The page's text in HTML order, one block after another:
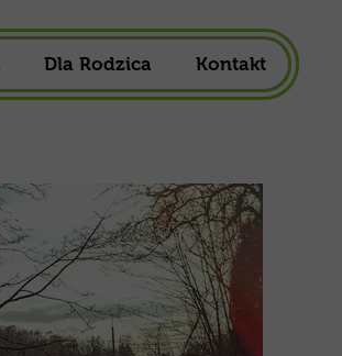
Dla Rodzica
Składka Członkowska
Mundur Harcerski
Do Pobrania
Kontakt